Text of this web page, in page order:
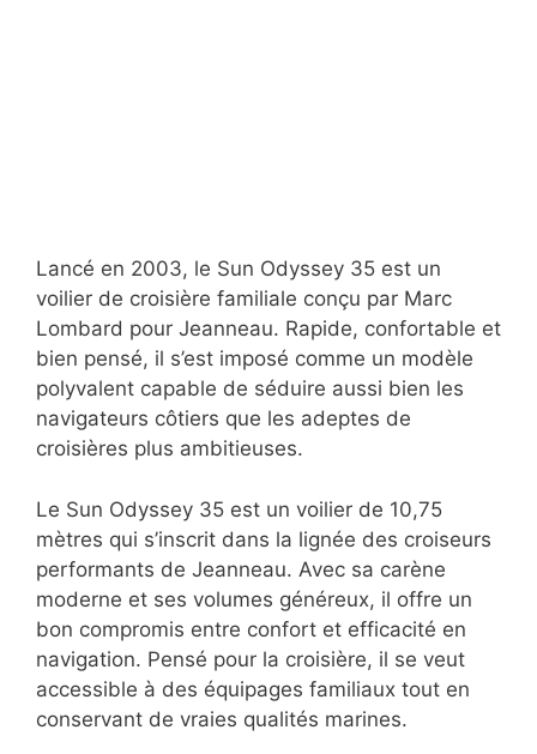
Lancé en 2003, le Sun Odyssey 35 est un
voilier de croisière familiale conçu par Marc
Lombard pour Jeanneau. Rapide, confortable et
bien pensé, il s’est imposé comme un modèle
polyvalent capable de séduire aussi bien les
navigateurs côtiers que les adeptes de
croisières plus ambitieuses.
Le Sun Odyssey 35 est un voilier de 10,75
mètres qui s’inscrit dans la lignée des croiseurs
performants de Jeanneau. Avec sa carène
moderne et ses volumes généreux, il offre un
bon compromis entre confort et efficacité en
navigation. Pensé pour la croisière, il se veut
accessible à des équipages familiaux tout en
conservant de vraies qualités marines.